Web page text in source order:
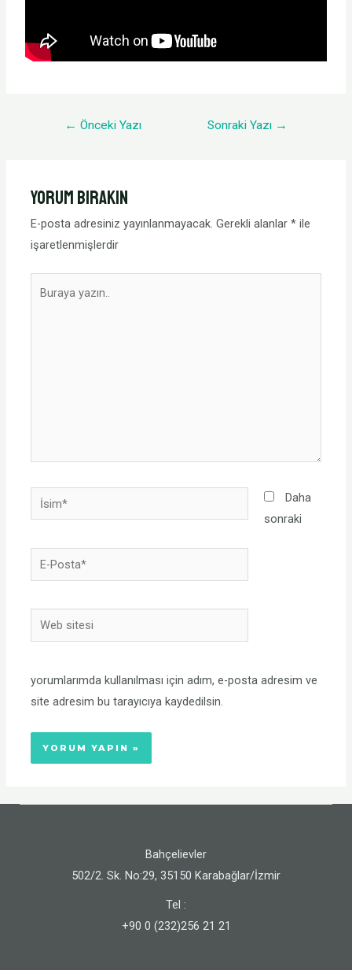
← Önceki Yazı Sonraki Yazı →
Yorum bırakın
E-posta adresiniz yayınlanmayacak. Gerekli alanlar* ile
işaretlenmişlerdir
Daha
sonraki
yorumlarımda kullanılması için adım, e-posta adresim ve
site adresim bu tarayıcıya kaydedilsin.
Bahçelievler
502/2. Sk. No:29, 35150 Karabağlar/İzmir
Tel :
+90 0 (232)256 21 21